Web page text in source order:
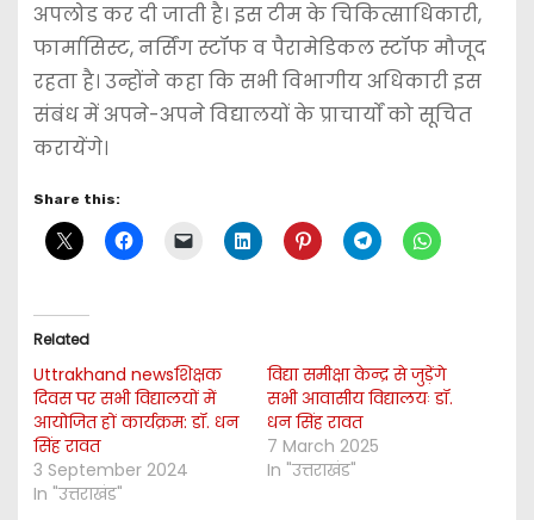
अपलोड कर दी जाती है। इस टीम के चिकित्साधिकारी,
फार्मासिस्ट, नर्सिंग स्टॉफ व पैरामेडिकल स्टॉफ मौजूद
रहता है। उन्होंने कहा कि सभी विभागीय अधिकारी इस
संबंध में अपने-अपने विद्यालयों के प्राचार्यों को सूचित
करायेंगे।
Share this:
Related
Uttrakhand newsशिक्षक
दिवस पर सभी विद्यालयों में
आयोजित हों कार्यक्रम: डॉ. धन
सिंह रावत
3 September 2024
In "उत्तराखंड"
विद्या समीक्षा केन्द्र से जुड़ेंगे
सभी आवासीय विद्यालयः डॉ.
धन सिंह रावत
7 March 2025
In "उत्तराखंड"